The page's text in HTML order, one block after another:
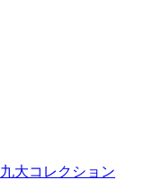
九大コレクション